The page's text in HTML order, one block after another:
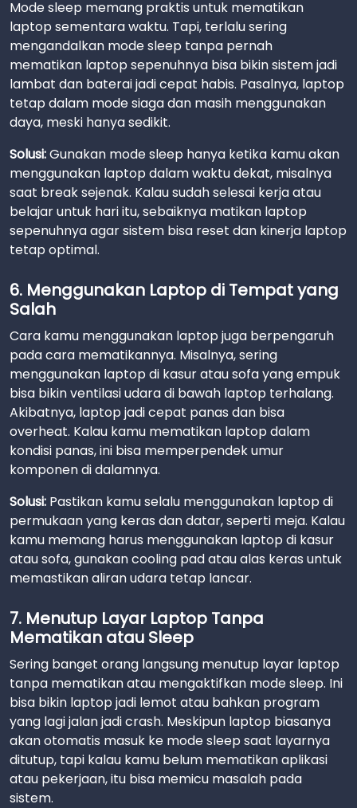
Mode sleep memang praktis untuk mematikan
laptop sementara waktu. Tapi, terlalu sering
mengandalkan mode sleep tanpa pernah
mematikan laptop sepenuhnya bisa bikin sistem jadi
lambat dan baterai jadi cepat habis. Pasalnya, laptop
tetap dalam mode siaga dan masih menggunakan
daya, meski hanya sedikit.
Solusi:Gunakan mode sleep hanya ketika kamu akan
menggunakan laptop dalam waktu dekat, misalnya
saat break sejenak. Kalau sudah selesai kerja atau
belajar untuk hari itu, sebaiknya matikan laptop
sepenuhnya agar sistem bisa reset dan kinerja laptop
tetap optimal.
6. Menggunakan Laptop di Tempat yang
Salah
Cara kamu menggunakan laptop juga berpengaruh
pada cara mematikannya. Misalnya, sering
menggunakan laptop di kasur atau sofa yang empuk
bisa bikin ventilasi udara di bawah laptop terhalang.
Akibatnya, laptop jadi cepat panas dan bisa
overheat. Kalau kamu mematikan laptop dalam
kondisi panas, ini bisa memperpendek umur
komponen di dalamnya.
Solusi: Pastikan kamu selalu menggunakan laptop di
permukaan yang keras dan datar, seperti meja. Kalau
kamu memang harus menggunakan laptop di kasur
atau sofa, gunakan cooling pad atau alas keras untuk
memastikan aliran udara tetap lancar.
7. Menutup Layar Laptop Tanpa
Mematikan atau Sleep
Sering banget orang langsung menutup layar laptop
tanpa mematikan atau mengaktifkan mode sleep. Ini
bisa bikin laptop jadi lemot atau bahkan program
yang lagi jalan jadi crash. Meskipun laptop biasanya
akan otomatis masuk ke mode sleep saat layarnya
ditutup, tapi kalau kamu belum mematikan aplikasi
atau pekerjaan, itu bisa memicu masalah pada
sistem.